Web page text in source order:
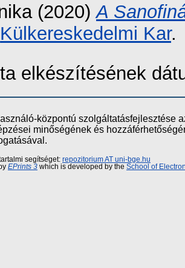
(2020)A
Külkereskedelmi Kar.
elkészítésének
központú szolgáltatásfejlesztése
minőségének és
segítséget: repozitorium AT uni-bge.hu
EPrints 3 which is developed by the School of